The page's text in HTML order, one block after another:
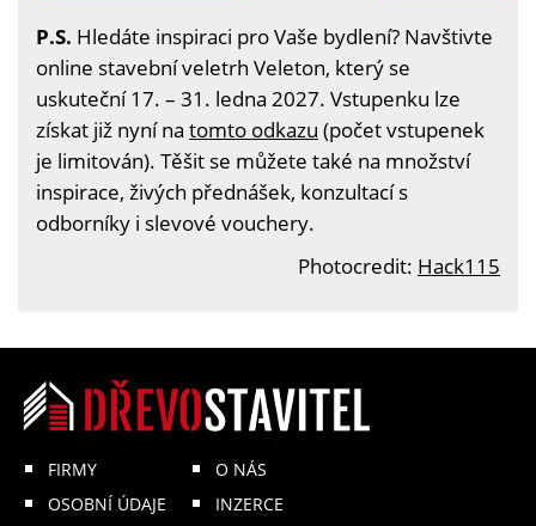
P.S. Hledáte inspiraci pro Vaše bydlení? Navštivte
online stavební veletrh Veleton, který se
uskuteční 17. – 31. ledna 2027. Vstupenku lze
získat již nyní na tomto odkazu (počet vstupenek
je limitován). Těšit se můžete také na množství
inspirace, živých přednášek, konzultací s
odborníky i slevové vouchery.
Photocredit: Hack115
FIRMY
OSOBNÍ ÚDAJE
O NÁS
INZERCE